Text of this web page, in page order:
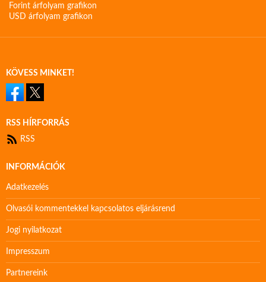
Forint árfolyam grafikon
USD árfolyam grafikon
KÖVESS MINKET!
RSS HÍRFORRÁS
RSS
INFORMÁCIÓK
Adatkezelés
Olvasói kommentekkel kapcsolatos eljárásrend
Jogi nyilatkozat
Impresszum
Partnereink